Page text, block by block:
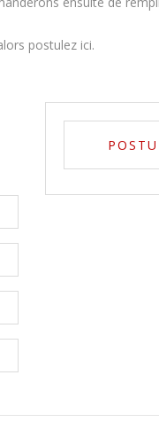
postulez ici.